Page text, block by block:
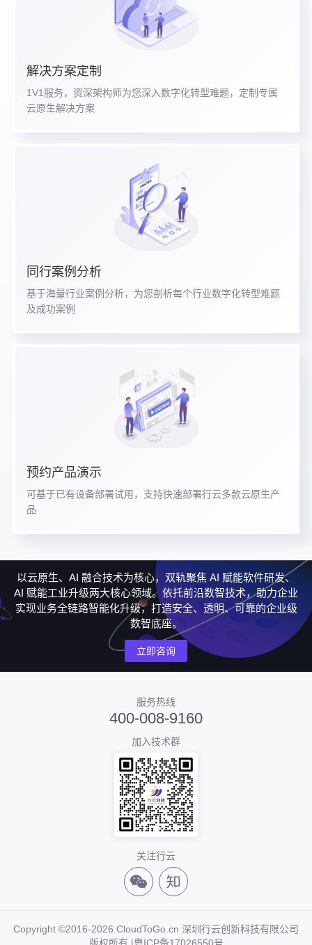
解决方案定制
1V1服务，资深架构师为您深入数字化转型难题，定制专属
云原生解决方案
同行案例分析
基于海量行业案例分析，为您剖析每个行业数字化转型难题
及成功案例
预约产品演示
可基于已有设备部署试用，支持快速部署行云多款云原生产
品
以云原生、AI 融合技术为核心，双轨聚焦 AI 赋能软件研发、
AI 赋能工业升级两大核心领域。依托前沿数智技术，助力企业
实现业务全链路智能化升级，打造安全、透明、可靠的企业级
数智底座。
立即咨询
服务热线
400-008-9160
加入技术群
关注行云
Copyright ©2016-2026 CloudToGo.cn 深圳行云创新科技有限公司